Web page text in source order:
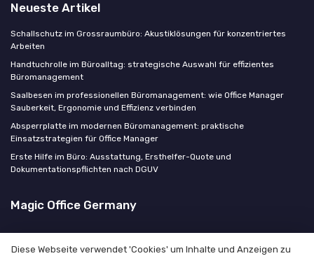
Neueste Artikel
Schallschutz im Grossraumbüro: Akustiklösungen für konzentriertes
Arbeiten
Handtuchrolle im Büroalltag: strategische Auswahl für effizientes
Büromanagement
Saalbesen im professionellen Büromanagement: wie Office Manager
Sauberkeit, Ergonomie und Effizienz verbinden
Absperrplatte im modernen Büromanagement: praktische
Einsatzstrategien für Office Manager
Erste Hilfe im Büro: Ausstattung, Ersthelfer-Quote und
Dokumentationspflichten nach DGUV
Magic Office Germany
Diese Webseite verwendet 'Cookies' um Inhalte und Anzeigen zu